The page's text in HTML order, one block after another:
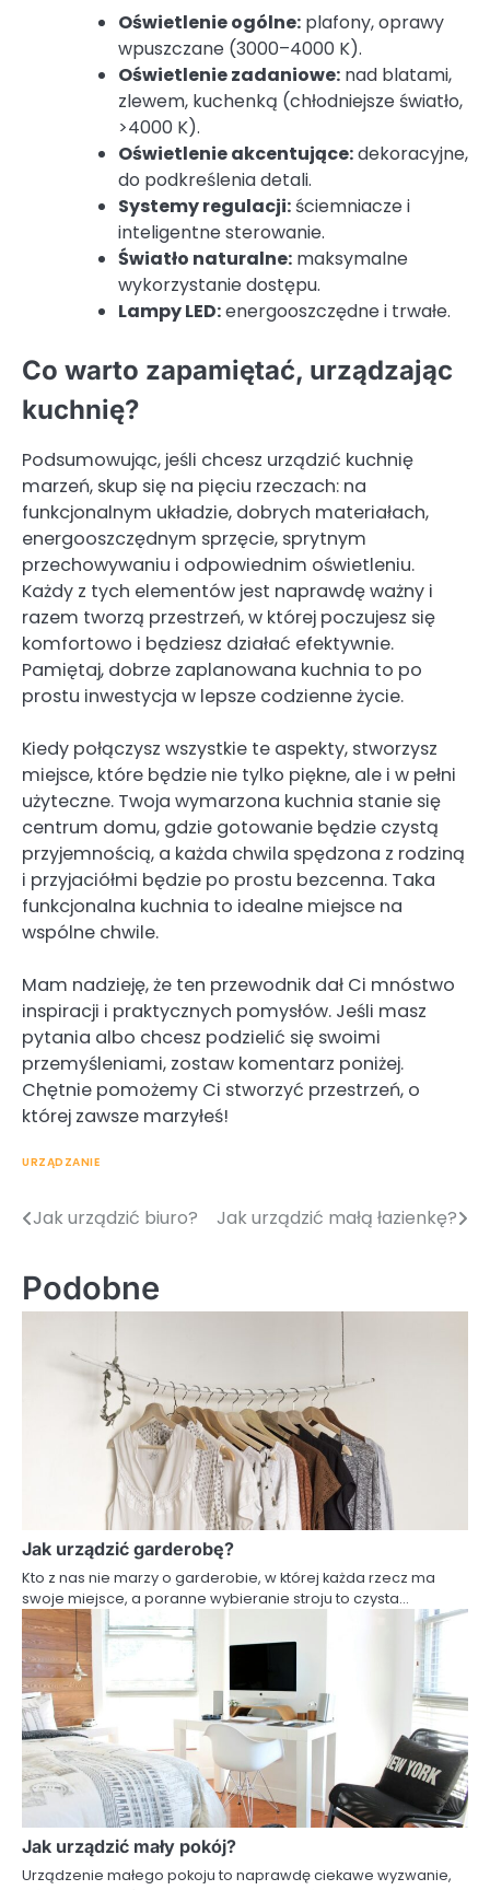
Oświetlenie ogólne: plafony, oprawy
wpuszczane (3000–4000 K).
Oświetlenie zadaniowe: nad blatami,
zlewem, kuchenką (chłodniejsze światło,
>4000 K).
Oświetlenie akcentujące:dekoracyjne,
do podkreślenia detali.
Systemy regulacji: ściemniacze i
inteligentne sterowanie.
Światło naturalne: maksymalne
wykorzystanie dostępu.
Lampy LED:energooszczędne i trwałe.
Co warto zapamiętać, urządzając
kuchnię?
Podsumowując, jeśli chcesz urządzić kuchnię
marzeń, skup się na pięciu rzeczach: na
funkcjonalnym układzie, dobrych materiałach,
energooszczędnym sprzęcie, sprytnym
przechowywaniu i odpowiednim oświetleniu.
Każdy z tych elementów jest naprawdę ważny i
razem tworzą przestrzeń, w której poczujesz się
komfortowo i będziesz działać efektywnie.
Pamiętaj, dobrze zaplanowana kuchnia to po
prostu inwestycja w lepsze codzienne życie.
Kiedy połączysz wszystkie te aspekty, stworzysz
miejsce, które będzie nie tylko piękne, ale i w pełni
użyteczne. Twoja wymarzona kuchnia stanie się
centrum domu, gdzie gotowanie będzie czystą
przyjemnością, a każda chwila spędzona z rodziną
i przyjaciółmi będzie po prostu bezcenna. Taka
funkcjonalna kuchnia to idealne miejsce na
wspólne chwile.
Mam nadzieję, że ten przewodnik dał Ci mnóstwo
inspiracji i praktycznych pomysłów. Jeśli masz
pytania albo chcesz podzielić się swoimi
przemyśleniami, zostaw komentarz poniżej.
Chętnie pomożemy Ci stworzyć przestrzeń, o
której zawsze marzyłeś!
URZĄDZANIE
Nawigacja
Jak urządzić biuro? Jak urządzić małą łazienkę?
Podobne
Jak urządzić garderobę?
Kto z nas nie marzy o garderobie, w której każda rzecz ma
swoje miejsce, a poranne wybieranie stroju to czysta…
Jak urządzić mały pokój?
Urządzenie małego pokoju to naprawdę ciekawe wyzwanie,